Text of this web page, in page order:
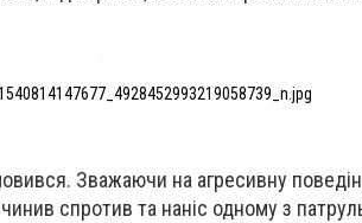
Зважаючи на агресивну
спротив та наніс одному з